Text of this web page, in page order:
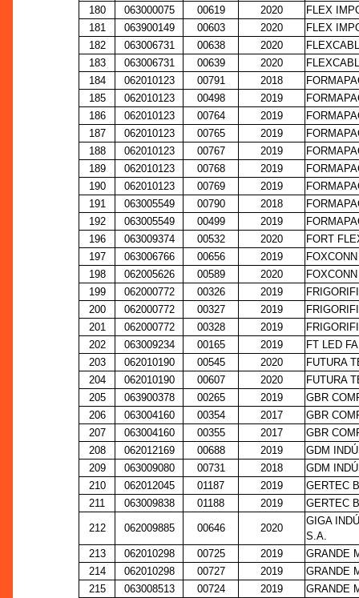
180
063000075 00619 2020
FLEX
181
063900149 00603 2020
FLEX
182
063006731 00638 2020
183
063006731 00639 2020
184
062010123 00791 2018
185
062010123 00498 2019
186
062010123 00764 2019
187
062010123 00765 2019
188
062010123 00767 2019
189
062010123 00768 2019
190
062010123 00769 2019
191
063005549 00790 2018
192
063005549 00499 2019
196
063009374 00532 2020
FORT
197
063006766 00656 2019
198
062005626 00589 2020
199
062000772 00326 2019
200
062000772 00327 2019
201
062000772 00328 2019
202
063009234 00165 2019
FT LED
203
062010190 00545 2020
FUTURA
204
062010190 00607 2020
FUTURA
205
063900378 00265 2019
GBR
206
063004160 00354 2017
GBR
207
063004160 00355 2017
GBR
208
062012169 00688 2019
GDM
209
063009080 00731 2018
GDM
210
062012045 01187 2019
GERTEC
211
063009838 01188 2019 GERTEC
212 062009885 00646 2020
GIGA
S.A.
213
062010298 00725 2019
GRANDE
214
062010298 00727 2019
GRANDE
215
063008513 00724 2019
GRANDE